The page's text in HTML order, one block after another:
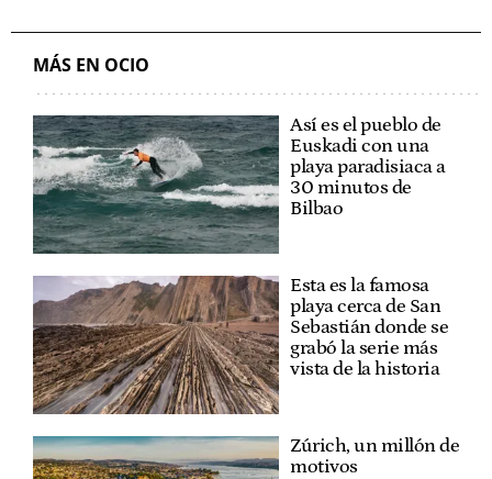
MÁS EN OCIO
Así es el pueblo de
Euskadi con una
playa paradisiaca a
30 minutos de
Bilbao
Esta es la famosa
playa cerca de San
Sebastián donde se
grabó la serie más
vista de la historia
Zúrich, un millón de
motivos